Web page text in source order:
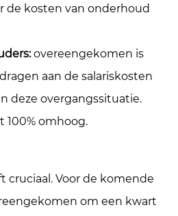
de kosten van onderhoud
overeengekomen is
aan de salariskosten
deze overgangssituatie.
100% omhoog.
cruciaal. Voor de komende
om een kwart